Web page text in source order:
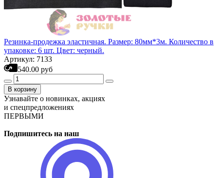
Резинка-продежка эластичная. Размер: 80мм*3м. Количество в
упаковке: 6 шт. Цвет: черный.
Артикул: 7133
540.00 руб
В корзину
Узнавайте о новинках, акциях
и спецпредложениях
ПЕРВЫМИ
Подпишитесь на наш